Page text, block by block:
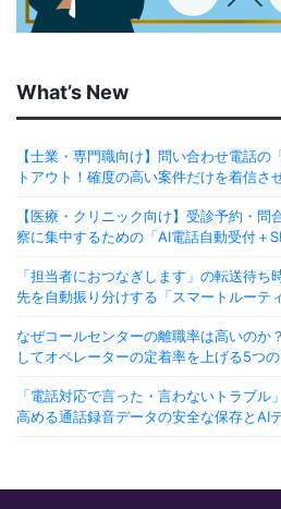
What’s New
【士業・専門職向け】問い合わせ電話
トアウト！確度の高い案件だけを着信さ
【医療・クリニック向け】受診予約・
察に集中するための「AI電話自動受付＋
「担当者におつなぎします」の転送待
先を自動振り分けする「スマートルーテ
なぜコールセンターの離職率は高いのか
してオペレーターの定着率を上げる5つ
「電話対応で言った・言わないトラブ
高める通話録音データの安全な保存とAI